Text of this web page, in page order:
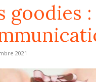
goodies
2021